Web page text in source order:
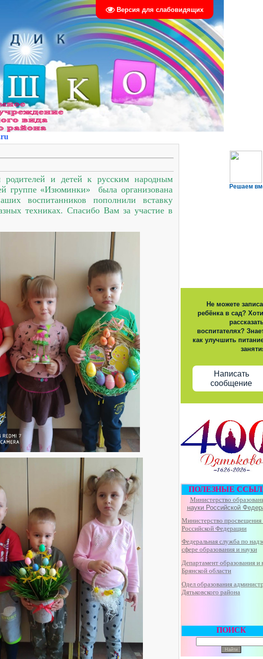
Версия для слабовидящих
и детей к русским народным
группе «Изюминки» была организована
воспитанников пополнили вставку
техниках. Спасибо Вам за участие в
Решаем
Не можете
ребёнка в сад?
воспитателях?
как улучшить
Написать
сообщение
ПОЛЕЗНЫЕ
Министерство
науки Российской
Министерство просвещения
Российской Федерации
Федеральная служба по
сфере образования и науки
Департамент образования и
Брянской области
Одел образования
Дятьковского района
ПОИСК